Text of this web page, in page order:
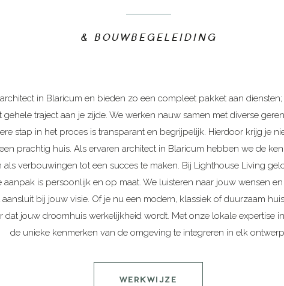
& BOUWBEGELEIDING
in Blaricum en bieden zo een compleet pakket aan
gehele traject aan je zijde. We werken nauw samen met diverse
stap in het proces is transparant en begrijpelijk. Hierdoor krijg je
prachtig huis. Als ervaren architect in Blaricum hebben we de
verbouwingen tot een succes te maken. Bij Lighthouse Living
aanpak is persoonlijk en op maat. We luisteren naar jouw wensen
bij jouw visie. Of je nu een modern, klassiek of duurzaam
dat jouw droomhuis werkelijkheid wordt. Met onze lokale expertise
de unieke kenmerken van de omgeving te integreren in elk
WERKWIJZE